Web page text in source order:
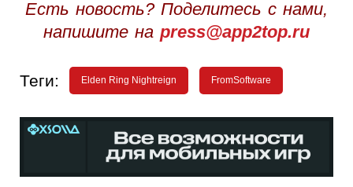
Есть новость? Поделитесь с нами,
напишите на press@app2top.ru
Теги: Elden Ring Nightreign FromSoftware